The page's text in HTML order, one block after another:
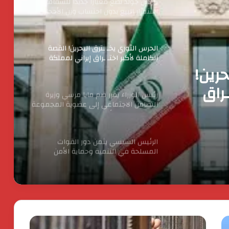
مرسي
لريادة
الكاملة لأكبر اختـ ـراق إيراني لمملكة
البحرين؟
رئيس الوزراء يقرر ضم مايا مرسي وزيرة
التضامن الاجتماعي إلى عضوية المجموعة
الوزارية لريادة الأعمال
الرئيس السيسي يثمن دور القوات
المسلحة في التنمية وحماية الأمن
القومي
الدكتور محسن السيد.. نموذج للإدارة
الناجحة والانضباط المهنى بأوقاف الفيوم
انطلاق شركة « ZEE Properties» بالسوق
العقاري المصري بمحفظة مشروعات